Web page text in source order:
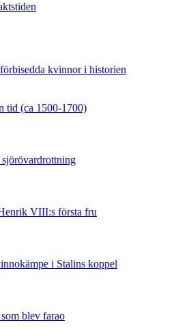
kvinnor i historien
tid (ca 1500-1700)
VIII:s första fru
i Stalins koppel
blev farao